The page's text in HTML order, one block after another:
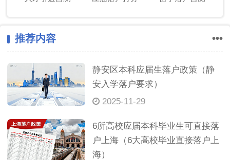
推荐内容 •••
静安区本科应届生落户政策（静
安入学落户要求）
2025-11-29
6所高校应届本科毕业生可直接落
户上海（6大高校毕业直接落户上
海）